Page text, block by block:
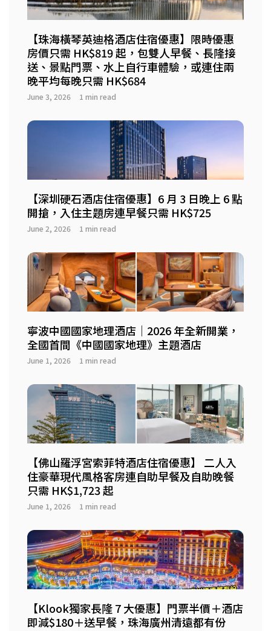
【珠海橫琴英迪格酒店住宿優惠】限時優惠
房價只需 HK$819 起，包雙人早餐、長隆接
送、景點門票、水上自行車體驗，或連住兩
晚平均每晚只需 HK$684
June 3, 2026 1 min read
【深圳硬石酒店住宿優惠】6 月 3 日晚上 6 點
開搶，入住主題房連早餐只需 HK$725
June 2, 2026 1 min read
寧波中國國家地理酒店｜2026 年全新開業，
全國首間《中國國家地理》主題酒店
June 1, 2026 1 min read
【佛山羅浮宮索菲特酒店住宿優惠】 二人入
住豪華現代風格客房連自助早餐及自助晚餐
只需 HK$1,723 起
June 1, 2026 1 min read
【Klook獨家長隆 7 大優惠】門票半價＋酒店
即減$180＋送早餐，珠海廣州清遠都有份